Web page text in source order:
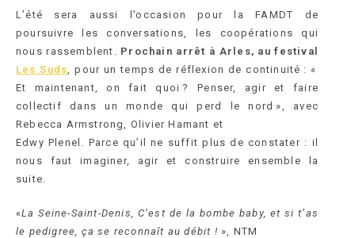
L’été sera aussi l’occasion pour la FAMDT de
poursuivre les conversations, les coopérations qui
nous rassemblent. Prochain arrêt à Arles, au festival
Les Suds , pour un temps de réflexion de continuité : «
Et maintenant, on fait quoi ? Penser, agir et faire
collectif dans un monde qui perd le nord », avec
Rebecca Armstrong, Olivier Hamant et
Edwy Plenel. Parce qu’il ne suffit plus de constater : il
nous faut imaginer, agir et construire ensemble la
suite.
«La Seine-Saint-Denis, C’est de la bombe baby, et si t’as
le pedigree, ça se reconnaît au débit ! », NTM